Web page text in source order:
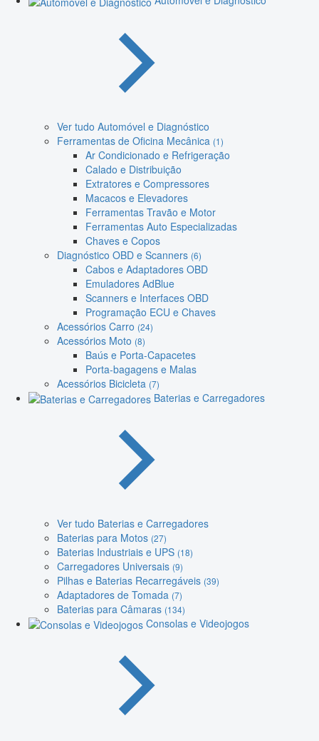
Ver tudo Automóvel e Diagnóstico
Ferramentas de Oficina Mecânica (1)
Ar Condicionado e Refrigeração
Calado e Distribuição
Extratores e Compressores
Macacos e Elevadores
Ferramentas Travão e Motor
Ferramentas Auto Especializadas
Chaves e Copos
Diagnóstico OBD e Scanners (6)
Cabos e Adaptadores OBD
Emuladores AdBlue
Scanners e Interfaces OBD
Programação ECU e Chaves
Acessórios Carro (24)
Acessórios Moto (8)
Baús e Porta-Capacetes
Porta-bagagens e Malas
Acessórios Bicicleta (7)
Baterias e Carregadores
Ver tudo Baterias e Carregadores
Baterias para Motos (27)
Baterias Industriais e UPS (18)
Carregadores Universais (9)
Pilhas e Baterias Recarregáveis (39)
Adaptadores de Tomada (7)
Baterias para Câmaras (134)
Consolas e Videojogos